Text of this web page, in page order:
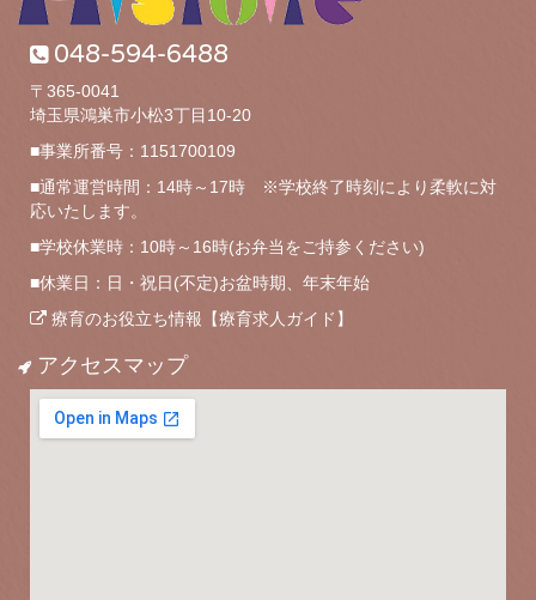
048-594-6488
〒365-0041
埼玉県鴻巣市小松3丁目10-20
■事業所番号：1151700109
■通常運営時間：14時～17時 ※学校終了時刻により柔軟に対
応いたします。
■学校休業時：10時～16時(お弁当をご持参ください)
■休業日：日・祝日(不定)お盆時期、年末年始
療育のお役立ち情報【療育求人ガイド】
アクセスマップ